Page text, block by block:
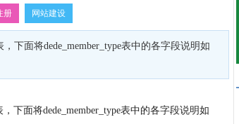
册 网站建设
下面将dede_member_type表中的各字段说明如
下面将dede_member_type表中的各字段说明如